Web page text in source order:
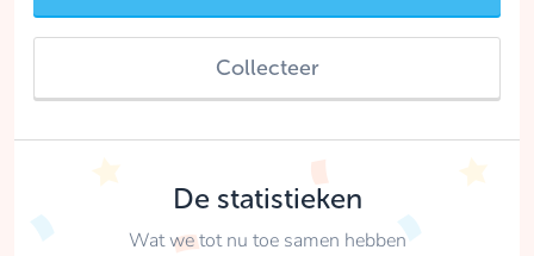
Collecteer
De statistieken
Wat we tot nu toe samen hebben